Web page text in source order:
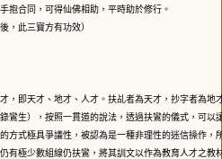
抱合同，可得仙佛相助，平時助於修行。
，此三寶方有功效）
，即天才、地才、人才。扶乩者為天才，抄字者為地
鸞生），按照一貫道的說法，透過扶鸞的儀式，可以
方式極具爭議性，被認為是一種非理性的迷信操作，
有極少數組線仍扶鸞，將其訓文以作為教育人才之教